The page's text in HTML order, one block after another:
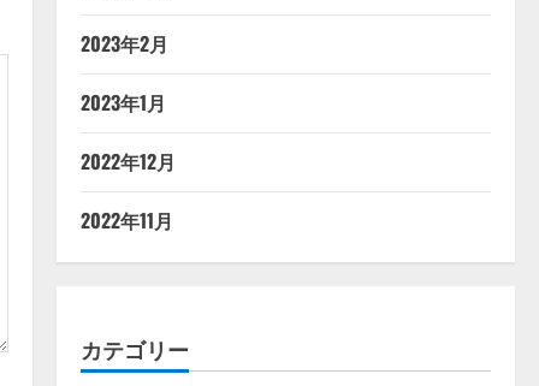
2023年2月
2023年1月
2022年12月
2022年11月
カテゴリー